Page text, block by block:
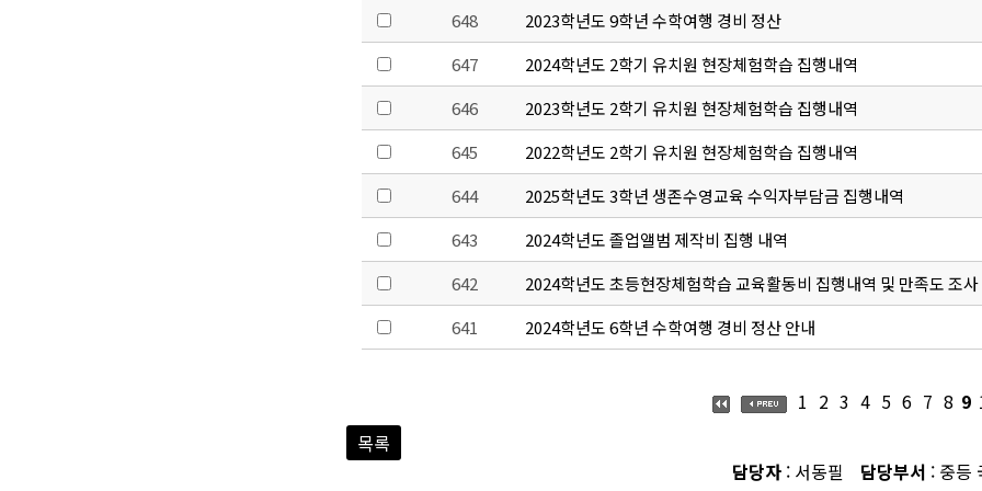
648
2023학년도 9학년 수학여행 경비 정산
647
2024학년도 2학기 유치원 현장체험학습 집행내역
646
2023학년도 2학기 유치원 현장체험학습 집행내역
645
2022학년도 2학기 유치원 현장체험학습 집행내역
644
2025학년도 3학년 생존수영교육 수익자부담금 집행내역
643
2024학년도 졸업앨범 제작비 집행 내역
642
2024학년도 초등현장체험학습 교육활동비 집행내역 및 만족도 조
641
2024학년도 6학년 수학여행 경비 정산 안내
1 2 3 4 5 6 7 8 9
목록
담당자 : 서동필 담당부서 : 중등